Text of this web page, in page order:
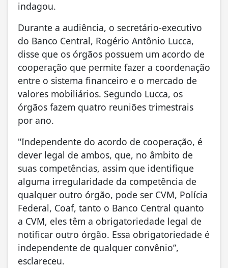
indagou.
Durante a audiência, o secretário-executivo
do Banco Central, Rogério Antônio Lucca,
disse que os órgãos possuem um acordo de
cooperação que permite fazer a coordenação
entre o sistema financeiro e o mercado de
valores mobiliários. Segundo Lucca, os
órgãos fazem quatro reuniões trimestrais
por ano.
"Independente do acordo de cooperação, é
dever legal de ambos, que, no âmbito de
suas competências, assim que identifique
alguma irregularidade da competência de
qualquer outro órgão, pode ser CVM, Polícia
Federal, Coaf, tanto o Banco Central quanto
a CVM, eles têm a obrigatoriedade legal de
notificar outro órgão. Essa obrigatoriedade é
independente de qualquer convênio”,
esclareceu.